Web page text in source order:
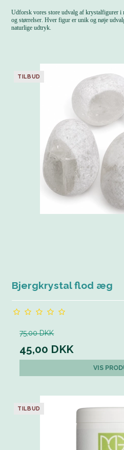
Udforsk vores store udvalg af krystalfigurer
og størrelser. Hver figur er unik og nøje
naturlige udtryk.
TILBUD
Bjergkrystal flod æg
75,00 DKK
45,00 DKK
VIS
TILBUD